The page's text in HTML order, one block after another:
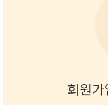
회원